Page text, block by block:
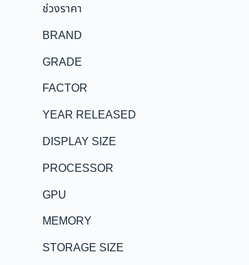
ช่วงราคา
BRAND
GRADE
FACTOR
YEAR RELEASED
DISPLAY SIZE
PROCESSOR
GPU
MEMORY
STORAGE SIZE